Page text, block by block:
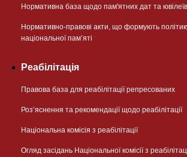
Нормативна база щодо пам'ятних дат та ювілеїв
Нормативно-правові акти, що формують
національної памʼяті
Реабілітація
Правова база для реабілітації репресованих
Розʼяснення та рекомендації щодо реабілітації
Національна комісія з реабілітації
Огляд засідань Національної комісії з